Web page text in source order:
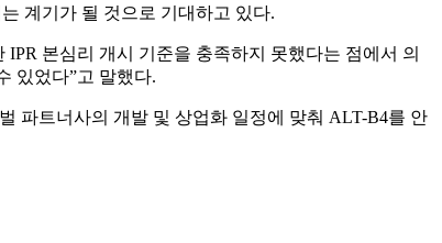
계기가 될 것으로 기대하고 있다.
본심리 개시 기준을 충족하지 못했다는 점에서 의
있었다”고 말했다.
파트너사의 개발 및 상업화 일정에 맞춰 ALT-B4를 안